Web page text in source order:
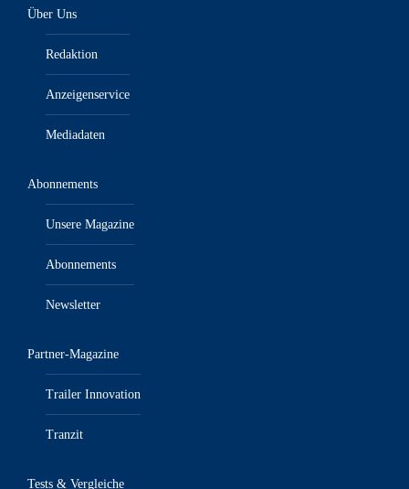
Über Uns
Redaktion
Anzeigenservice
Mediadaten
Abonnements
Unsere Magazine
Abonnements
Newsletter
Partner-Magazine
Trailer Innovation
Tranzit
Tests & Vergleiche